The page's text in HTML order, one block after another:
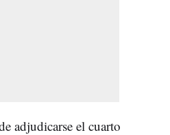
adjudicarse el cuarto